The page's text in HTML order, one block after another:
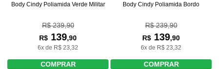
Body Cindy Poliamida Verde Militar
R$ 239,90
R$ 139,90
6x de R$ 23,32
COMPRAR
Body Cindy Poliamida Bordo
R$ 239,90
R$ 139,90
6x de R$ 23,32
COMPRAR